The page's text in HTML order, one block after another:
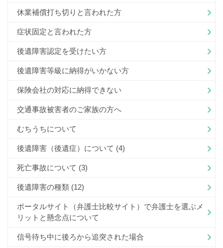
休業補償打ち切りと言われた方
症状固定と言われた方
後遺障害認定を受けたい方
後遺障害等級に納得がいかない方
保険会社の対応に納得できない
交通事故被害者のご家族の方へ
むちうちについて
後遺障害（後遺症）について (4)
死亡事故について (3)
後遺障害の種類 (12)
ポータルサイト（弁護士比較サイト）で弁護士を選ぶメ
リットと懸念点について
信号待ち中に後ろから追突された場合